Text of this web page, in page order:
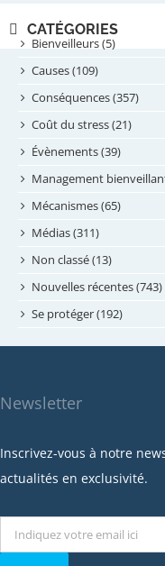
septembre 2024
août 2024
juillet 2024
juin 2024
mai 2024
avril 2024
février 2024
janvier 2024
novembre 2023
octobre 2023
septembre 2023
mars 2023
janvier 2023
décembre 2022
octobre 2022
septembre 2022
CATÉGORIES
Bienveilleurs (5)
Causes (109)
Conséquences (357)
Coût du stress (21)
Évènements (39)
Management
Mécanismes (65)
Médias (311)
Non classé (13)
Nouvelles récentes (743)
Se protéger (192)
Newsletter
Inscrivez-vous à notre
actualités en exclusivité.